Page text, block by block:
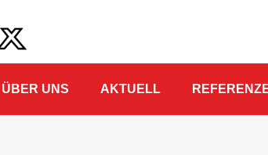
ÜBER UNS AKTUELL